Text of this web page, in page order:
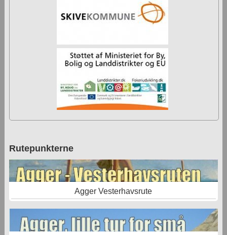
Rutepunkterne
Agger Vesterhavsrute